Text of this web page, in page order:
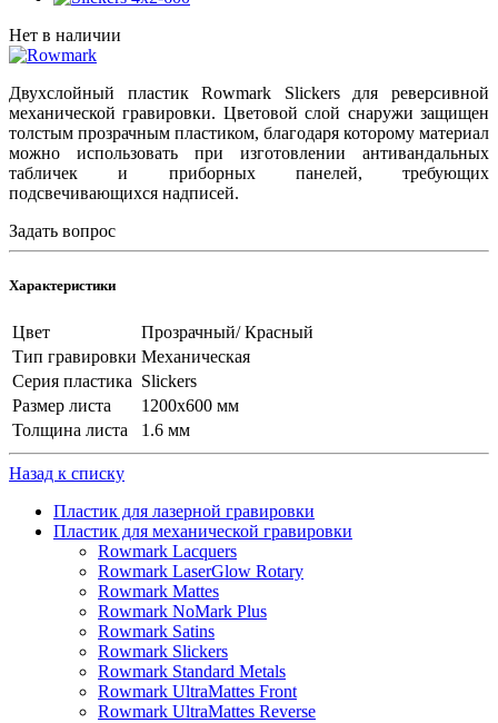
Нет в наличии
Двухслойный пластик Rowmark Slickers для реверсивной
механической гравировки. Цветовой слой снаружи защищен
толстым прозрачным пластиком, благодаря которому материал
можно использовать при изготовлении антивандальных
табличек и приборных панелей, требующих
подсвечивающихся надписей.
Задать вопрос
Характеристики
Цвет
Прозрачный/ Красный
Тип гравировки Механическая
Серия пластика Slickers
Размер листа
1200х600 мм
Толщина листа
1.6 мм
Назад к списку
Пластик для лазерной гравировки
Пластик для механической гравировки
Rowmark Lacquers
Rowmark LaserGlow Rotary
Rowmark Mattes
Rowmark NoMark Plus
Rowmark Satins
Rowmark Slickers
Rowmark Standard Metals
Rowmark UltraMattes Front
Rowmark UltraMattes Reverse